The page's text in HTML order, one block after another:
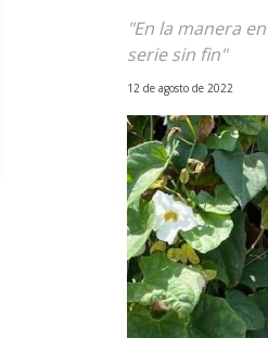
"En la manera
serie sin fin"
12 de agosto de 2022